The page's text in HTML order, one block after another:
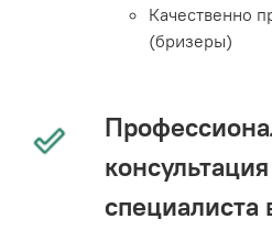
Качественно
(бризеры)
специалиста